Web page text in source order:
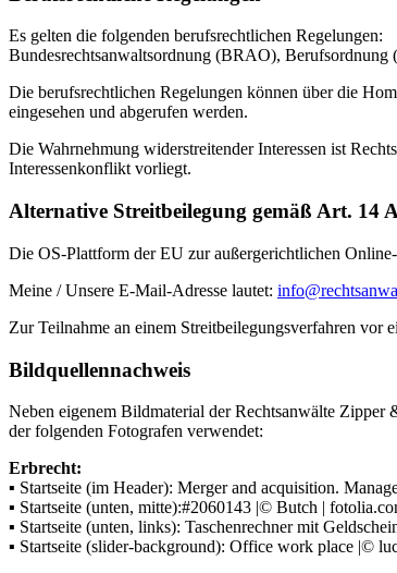
Es gelten die folgenden berufsrechtlichen Regelungen:
Bundesrechtsanwaltsordnung (BRAO),
Die berufsrechtlichen Regelungen können über die
eingesehen und abgerufen werden.
Die Wahrnehmung widerstreitender Interessen ist
Interessenkonflikt vorliegt.
Alternative Streitbeilegung gemäß Art. 14
Die OS-Plattform der EU zur außergerichtlichen
Meine / Unsere E-Mail-Adresse lautet:
Zur Teilnahme an einem Streitbeilegungsverfahren
Bildquellennachweis
Neben eigenem Bildmaterial der Rechtsanwälte
der folgenden Fotografen verwendet:
Erbrecht:
▪ Startseite (im Header): Merger and acquisition.
▪ Startseite (unten, mitte):#2060143 |© Butch |
▪ Startseite (unten, links): Taschenrechner mit
▪ Startseite (slider-background): Office work place |©